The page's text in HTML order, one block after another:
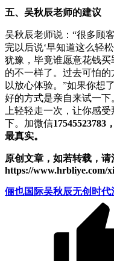
五、吴秋辰老师的建议
吴秋辰老师说：“很多顾
完以后说‘早知道这么轻
犹豫，毕竟谁愿意花钱
的不一样了。过去可怕
以放心体验。”如果你想
好的方式是亲自来试一
上轻轻走一次，让你感
下。加微信17545523783
最真实。
原创文章，如若转载，请
https://www.hrbliye.com/
俪也国际吴秋辰无创时代